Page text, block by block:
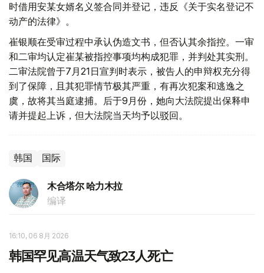
时借用安某女婿名义签合同并登记，违反《关于实名登记不
动产的法律》。
崔银顺在受审过程中承认伪造文书，但否认其余指控。一审
和二审均认定崔某被指控事项均构成犯罪，并判处其实刑。
二审法院曾于7月21日宣判时表示，被告人的申辩权充分得
到了保障，且其犯罪情节极其严重，有再次犯案和逃逸之
虞，故将其当庭逮捕。后于9月份，她向大法院提出保释申
请并提起上诉，但大法院当天均予以驳回。
韩国 国际
木合塔尔 哈力木拉
编译
16:10, 06 8月 2026
韩国罕见高温天气致23人死亡